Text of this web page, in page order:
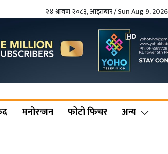
२४ श्रावण २०८३, आइतबार / Sun Aug 9, 2026
मनोरन्जन फोटो फिचर अन्य